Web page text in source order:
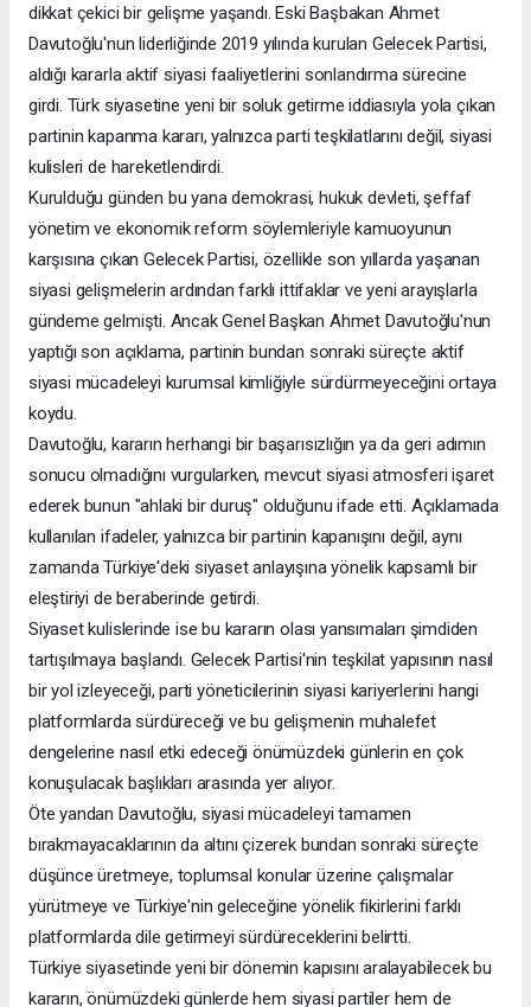
dikkat çekici bir gelişme yaşandı. Eski Başbakan Ahmet
Davutoğlu'nun liderliğinde 2019 yılında kurulan Gelecek Partisi,
aldığı kararla aktif siyasi faaliyetlerini sonlandırma sürecine
girdi. Türk siyasetine yeni bir soluk getirme iddiasıyla yola çıkan
partinin kapanma kararı, yalnızca parti teşkilatlarını değil, siyasi
kulisleri de hareketlendirdi.
Kurulduğu günden bu yana demokrasi, hukuk devleti, şeffaf
yönetim ve ekonomik reform söylemleriyle kamuoyunun
karşısına çıkan Gelecek Partisi, özellikle son yıllarda yaşanan
siyasi gelişmelerin ardından farklı ittifaklar ve yeni arayışlarla
gündeme gelmişti. Ancak Genel Başkan Ahmet Davutoğlu'nun
yaptığı son açıklama, partinin bundan sonraki süreçte aktif
siyasi mücadeleyi kurumsal kimliğiyle sürdürmeyeceğini ortaya
koydu.
Davutoğlu, kararın herhangi bir başarısızlığın ya da geri adımın
sonucu olmadığını vurgularken, mevcut siyasi atmosferi işaret
ederek bunun "ahlaki bir duruş" olduğunu ifade etti. Açıklamada
kullanılan ifadeler, yalnızca bir partinin kapanışını değil, aynı
zamanda Türkiye'deki siyaset anlayışına yönelik kapsamlı bir
eleştiriyi de beraberinde getirdi.
Siyaset kulislerinde ise bu kararın olası yansımaları şimdiden
tartışılmaya başlandı. Gelecek Partisi'nin teşkilat yapısının nasıl
bir yol izleyeceği, parti yöneticilerinin siyasi kariyerlerini hangi
platformlarda sürdüreceği ve bu gelişmenin muhalefet
dengelerine nasıl etki edeceği önümüzdeki günlerin en çok
konuşulacak başlıkları arasında yer alıyor.
Öte yandan Davutoğlu, siyasi mücadeleyi tamamen
bırakmayacaklarının da altını çizerek bundan sonraki süreçte
düşünce üretmeye, toplumsal konular üzerine çalışmalar
yürütmeye ve Türkiye'nin geleceğine yönelik fikirlerini farklı
platformlarda dile getirmeyi sürdüreceklerini belirtti.
Türkiye siyasetinde yeni bir dönemin kapısını aralayabilecek bu
kararın, önümüzdeki günlerde hem siyasi partiler hem de